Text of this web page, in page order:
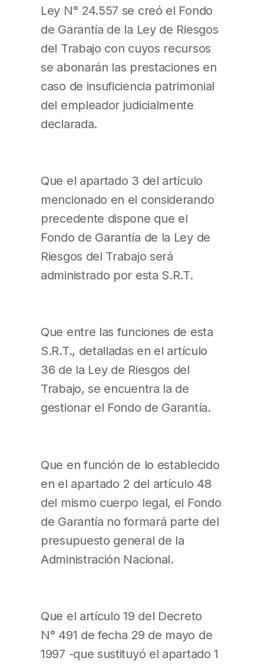
Ley N° 24.557 se creó el Fondo
de Garantía de la Ley de Riesgos
del Trabajo con cuyos recursos
se abonarán las prestaciones en
caso de insuficiencia patrimonial
del empleador judicialmente
declarada.
Que el apartado 3 del artículo
mencionado en el considerando
precedente dispone que el
Fondo de Garantía de la Ley de
Riesgos del Trabajo será
administrado por esta S.R.T.
Que entre las funciones de esta
S.R.T., detalladas en el artículo
36 de la Ley de Riesgos del
Trabajo, se encuentra la de
gestionar el Fondo de Garantía.
Que en función de lo establecido
en el apartado 2 del artículo 48
del mismo cuerpo legal, el Fondo
de Garantía no formará parte del
presupuesto general de la
Administración Nacional.
Que el artículo 19 del Decreto
N° 491 de fecha 29 de mayo de
1997 -que sustituyó el apartado 1